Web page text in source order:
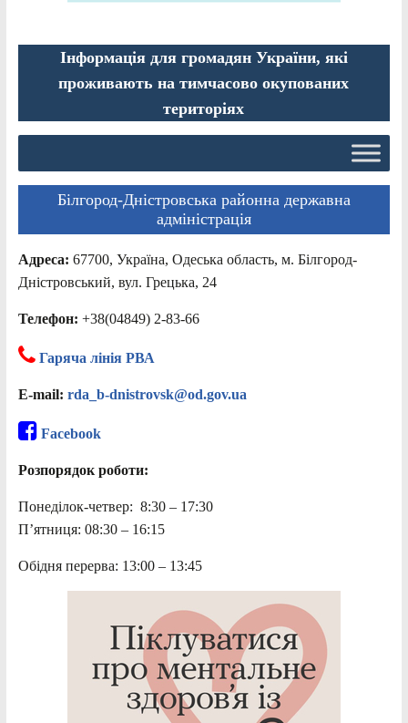
Інформація для громадян України, які
проживають на тимчасово окупованих
територіях
Білгород-Дністровська районна державна
адміністрація
Адреса: 67700, Україна, Одеська область, м. Білгород-
Дністровський, вул. Грецька, 24
Телефон: +38(04849) 2-83-66
Гаряча лінія РВА
E-mail: rda_b-dnistrovsk@od.gov.ua
Facebook
Розпорядок роботи:
Понеділок-четвер: 8:30 – 17:30
П’ятниця: 08:30 – 16:15
Обідня перерва: 13:00 – 13:45